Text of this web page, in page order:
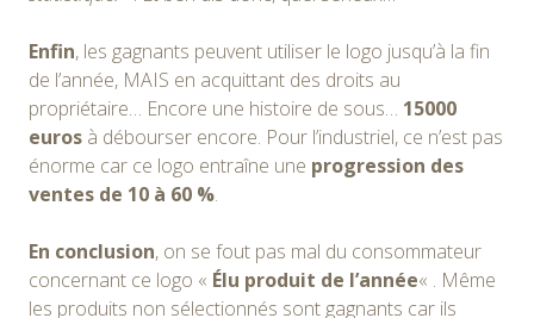
Enfin, les gagnants peuvent utiliser le logo jusqu’à la fin
de l’année, MAIS en acquittant des droits au
propriétaire… Encore une histoire de sous… 15000
euros à débourser encore. Pour l’industriel, ce n’est pas
énorme car ce logo entraîne une progression des
ventes de 10 à 60 %.
En conclusion, on se fout pas mal du consommateur
concernant ce logo « Élu produit de l’année« . Même
les produits non sélectionnés sont gagnants car ils